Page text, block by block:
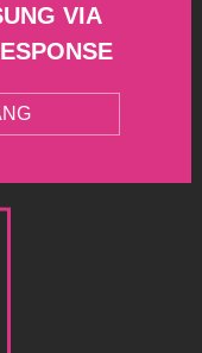
VIA